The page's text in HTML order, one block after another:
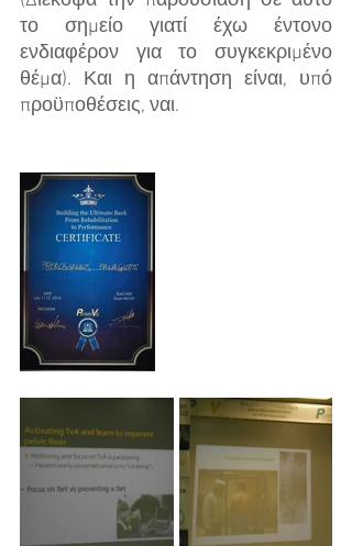
το σημείο γιατί έχω έντονο
ενδιαφέρον για το συγκεκριμένο
θέμα). Και η απάντηση είναι, υπό
προϋποθέσεις, ναι.